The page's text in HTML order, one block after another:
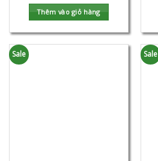
Thêm vào giỏ hàng
Sale Sale